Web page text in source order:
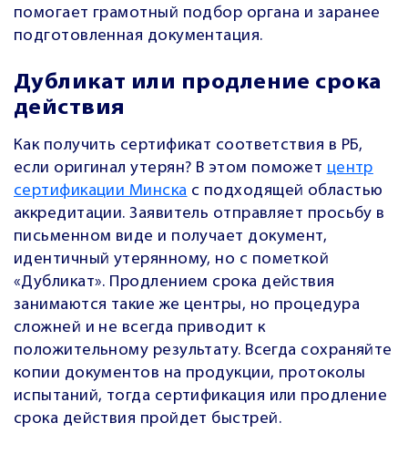
помогает грамотный подбор органа и заранее
подготовленная документация.
Дубликат или продление срока
действия
Как получить сертификат соответствия в РБ,
если оригинал утерян? В этом поможет центр
сертификации Минска с подходящей областью
аккредитации. Заявитель отправляет просьбу в
письменном виде и получает документ,
идентичный утерянному, но с пометкой
«Дубликат». Продлением срока действия
занимаются такие же центры, но процедура
сложней и не всегда приводит к
положительному результату. Всегда сохраняйте
копии документов на продукции, протоколы
испытаний, тогда сертификация или продление
срока действия пройдет быстрей.